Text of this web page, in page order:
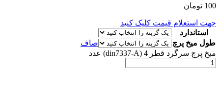
100 تومان
جهت استعلام قیمت کلیک کنید
استاندارد
طول میخ پرچ
صاف
میخ پرچ سرگرد قطر 4 (din7337-A) عدد